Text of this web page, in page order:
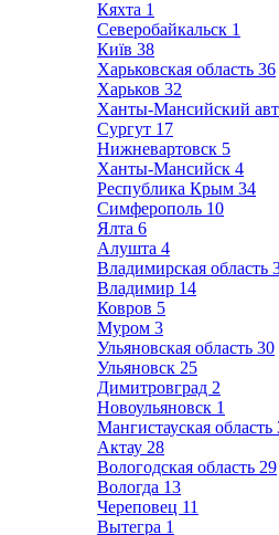
Кяхта 1
Северобайкальск 1
Київ 38
Харьковская область 36
Харьков 32
Ханты-Мансийский
Сургут 17
Нижневартовск 5
Ханты-Мансийск 4
Республика Крым 34
Симферополь 10
Ялта 6
Алушта 4
Владимирская область
Владимир 14
Ковров 5
Муром 3
Ульяновская область 30
Ульяновск 25
Димитровград 2
Новоульяновск 1
Мангистауская область
Актау 28
Вологодская область 29
Вологда 13
Череповец 11
Вытегра 1